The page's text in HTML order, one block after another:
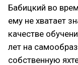
Бабицкий во
ему не хватает
качестве
лет на
собственную